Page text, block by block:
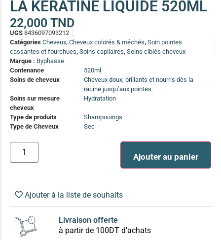
(13)
Soin anti-pelliculaire
Soin pointes cassantes et fourchues(12)
Soins Solaires Ciblés
Pour chaque type de peau, une solution
Soins cibés adultes (67)
Soins ciblé bébé (0-5 ans)(4)
Soins ciblé enfants / adolescent (5-18 ans)
LA KÉRATINE LIQUIDE 520ML
22,000 TND
UGS 8436097093212
Catégories Cheveux, Cheveux colorés & méchés, Soin pointes
cassantes et fourchues, Soins capilaires, Soins ciblés cheveux
Marque : Byphasse
Contenance
520ml
Soins de cheveux
Cheveux doux, brillants et nourris dès la
racine jusqu’aux pointes.
Soins sur mesure
cheveux
Hydratation
Type de produits
Shampooings
Type de Cheveux
Sec
Ajouter au panier
Ajouter à la liste de souhaits
Livraison offerte
à partir de 100DT d’achats